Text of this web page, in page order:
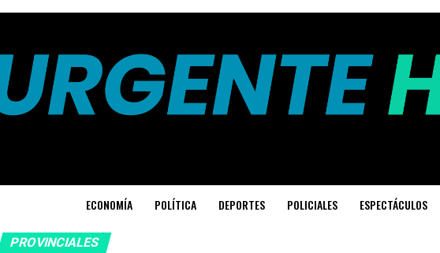
ECONOMÍA POLÍTICA DEPORTES POLICIALES ESPECTÁCULOS
PROVINCIALES